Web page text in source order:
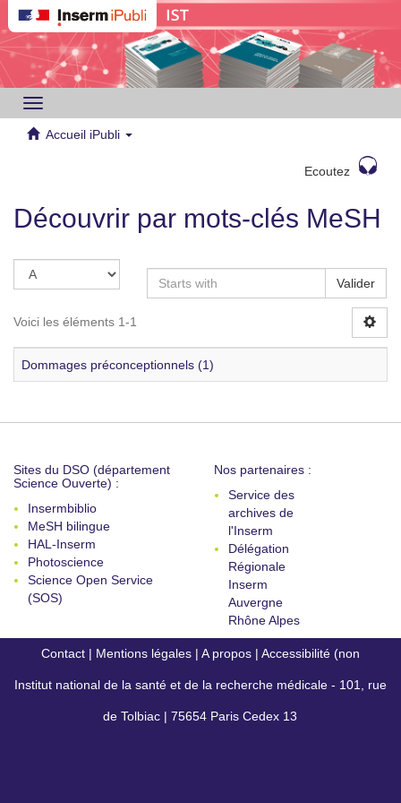
Toggle
navigation
Accueil iPubli
Ecoutez
Découvrir par mots-clés MeSH
Valider
Voici les éléments 1-1
Dommages préconceptionnels (1)
Sites du DSO (département
Science Ouverte) :
Insermbiblio
MeSH bilingue
HAL-Inserm
Photoscience
Science Open Service
(SOS)
Nos partenaires :
Service des
archives de
l'Inserm
Délégation
Régionale
Inserm
Auvergne
Rhône Alpes
Contact | Mentions légales | A propos | Accessibilité (non
conforme)
Institut national de la santé et de la recherche médicale - 101, rue
de Tolbiac | 75654 Paris Cedex 13